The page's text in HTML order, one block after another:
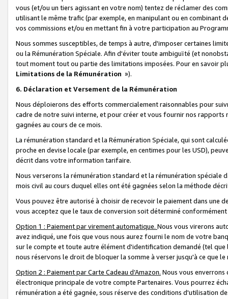
vous (et/ou un tiers agissant en votre nom) tentez de réclamer des
utilisant le même trafic (par exemple, en manipulant ou en combinant
vos commissions et/ou en mettant fin à votre participation au
Nous sommes susceptibles, de temps à autre, d'imposer certaines
ou la Rémunération Spéciale. Afin d'éviter toute ambiguïté (et
tout moment tout ou partie des limitations imposées. Pour en savoir
Limitations de la Rémunération »).
6. Déclaration et Versement de la Rémunération
Nous déploierons des efforts commercialement raisonnables pour
cadre de notre suivi interne, et pour créer et vous fournir nos
gagnées au cours de ce mois.
La rémunération standard et la Rémunération Spéciale, qui sont
proche en devise locale (par exemple, en centimes pour les USD),
décrit dans votre information tarifaire.
Nous verserons la rémunération standard et la rémunération spéciale
mois civil au cours duquel elles ont été gagnées selon la méthode
Vous pouvez être autorisé à choisir de recevoir le paiement dans une
vous acceptez que le taux de conversion soit déterminé
Option 1 : Paiement par virement automatique. Nous vous virerons
avez indiqué, une fois que vous nous aurez fourni le nom de votre
sur le compte et toute autre élément d'identification demandé (tel que
nous réservons le droit de bloquer la somme à verser jusqu'à ce que
Option 2 : Paiement par Carte Cadeau d’Amazon. Nous vous
électronique principale de votre compte Partenaires. Vous pourrez
rémunération a été gagnée, sous réserve des conditions d'utilisation